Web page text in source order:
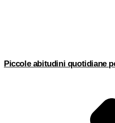
Piccole abitudini quotidiane